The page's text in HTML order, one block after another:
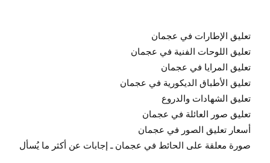
تعليق الإطارات في عجمان
تعليق اللوحات الفنية في عجمان
تعليق المرايا في عجمان
تعليق الأطباق الديكورية في عجمان
تعليق الشهادات والدروع
تعليق صور العائلة في عجمان
أسعار تعليق الصور في عجمان
صورة معلقة على الحائط في عجمان ـ إجابات عن أكثر ما يُسأل